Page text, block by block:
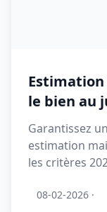
le bien au
Garantissez
estimation
les critères
08-02-2026 ·